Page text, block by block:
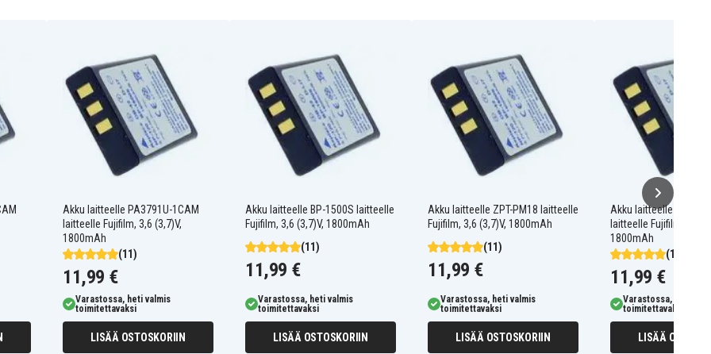
Drift HD170
Fujifilm FinePix F10
Fujifilm FinePix F11 Zoom
Insignia NS-DV111080F
Lawmate PV500
Lawmate RX-1280B
Pentax Optio 750Z
Praktica Luxmedia 18-
Ricoh Caplio 300G
Ricoh Caplio 500G wide
Ricoh Caplio G3 model M
Ricoh Caplio G4
Ricoh Caplio GX8
Ricoh Caplio RR10
Rollei Movieline SD-10
Akku laitteelle PA3791U-1CAM
laitteelle Fujifilm, 3,6 (3,7)V,
1800mAh
(11)
11,99 €
Varastossa, heti valmis
toimitettavaksi
LISÄÄ OSTOSKORIIN
Akku laitteelle BP-1500S laitteelle
Fujifilm, 3,6 (3,7)V, 1800mAh
(11)
11,99 €
Varastossa, heti valmis
toimitettavaksi
LISÄÄ OSTOSKORIIN
Akku laitteelle ZPT-PM18 laitteelle
Fujifilm, 3,6 (3,7)V, 1800mAh
(11)
11,99 €
Varastossa, heti valmis
toimitettavaksi
LISÄÄ OSTOSKORIIN
Akku laitteelle
laitteelle Fujifilm, 3,6
1800mAh
(11)
11,99 €
Varastossa, heti
toimitettavaksi
LISÄÄ